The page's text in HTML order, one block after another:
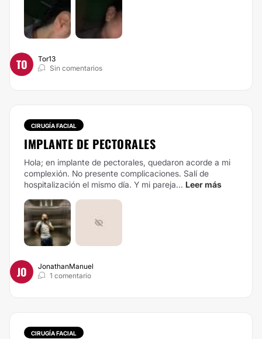
TO
Tor13
Sin comentarios
CIRUGÍA FACIAL
IMPLANTE DE PECTORALES
Hola; en implante de pectorales, quedaron acorde a mi
complexión. No presente complicaciones. Salí de
hospitalización el mismo día. Y mi pareja... Leer más
JO
JonathanManuel
1 comentario
CIRUGÍA FACIAL